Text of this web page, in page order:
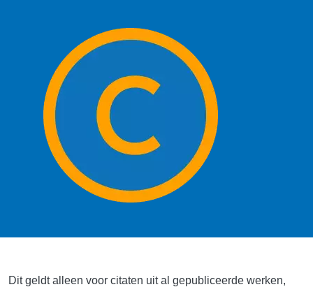
Dit geldt alleen voor citaten uit al gepubliceerde werken,